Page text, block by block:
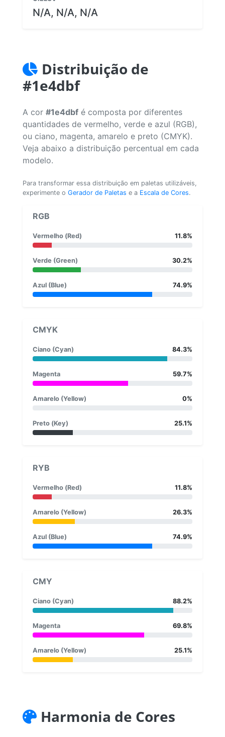
N/A, N/A, N/A
Distribuição de
#1e4dbf
A cor #1e4dbf é composta por diferentes
quantidades de vermelho, verde e azul (RGB),
ou ciano, magenta, amarelo e preto (CMYK).
Veja abaixo a distribuição percentual em cada
modelo.
Para transformar essa distribuição em paletas utilizáveis,
experimente o Gerador de Paletas e a Escala de Cores.
RGB
Vermelho (Red) 11.8%
Verde (Green) 30.2%
Azul (Blue) 74.9%
CMYK
Ciano (Cyan) 84.3%
Magenta 59.7%
Amarelo (Yellow) 0%
Preto (Key) 25.1%
RYB
Vermelho (Red) 11.8%
Amarelo (Yellow) 26.3%
Azul (Blue) 74.9%
CMY
Ciano (Cyan) 88.2%
Magenta 69.8%
Amarelo (Yellow) 25.1%
Harmonia de Cores